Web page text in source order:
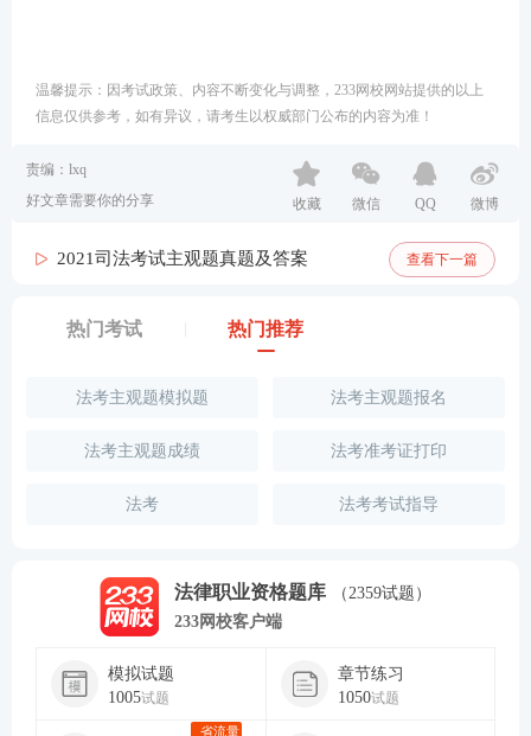
温馨提示：因考试政策、内容不断变化与调整，233网校网站提供的以上
信息仅供参考，如有异议，请考生以权威部门公布的内容为准！
责编：lxq
好文章需要你的分享
收藏 微信 QQ 微博
2021司法考试主观题真题及答案 查看下一篇
热门考试 热门推荐
法考主观题模拟题 法考主观题报名
法考主观题成绩 法考准考证打印
法考 法考考试指导
法律职业资格题库
（2359试题）
233网校客户端
模拟试题
1005试题
章节练习
1050试题
省流量